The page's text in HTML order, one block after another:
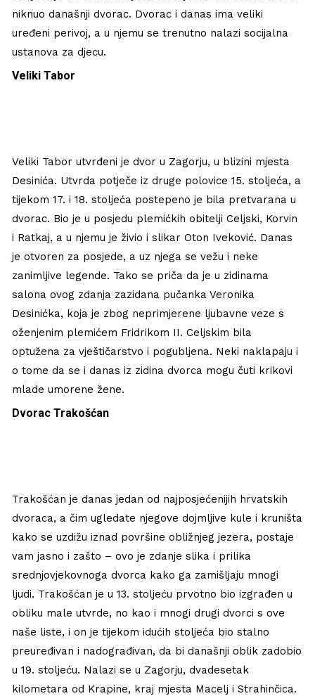
niknuo današnji dvorac. Dvorac i danas ima veliki
uređeni perivoj, a u njemu se trenutno nalazi socijalna
ustanova za djecu.
Veliki Tabor
Veliki Tabor utvrđeni je dvor u Zagorju, u blizini mjesta
Desinića. Utvrda potječe iz druge polovice 15. stoljeća, a
tijekom 17. i 18. stoljeća postepeno je bila pretvarana u
dvorac. Bio je u posjedu plemićkih obitelji Celjski, Korvin
i Ratkaj, a u njemu je živio i slikar Oton Iveković. Danas
je otvoren za posjede, a uz njega se vežu i neke
zanimljive legende. Tako se priča da je u zidinama
salona ovog zdanja zazidana pučanka Veronika
Desinićka, koja je zbog neprimjerene ljubavne veze s
oženjenim plemićem Fridrikom II. Celjskim bila
optužena za vještičarstvo i pogubljena. Neki naklapaju i
o tome da se i danas iz zidina dvorca mogu čuti krikovi
mlade umorene žene.
Dvorac Trakošćan
Trakošćan je danas jedan od najposjećenijih hrvatskih
dvoraca, a čim ugledate njegove dojmljive kule i kruništa
kako se uzdižu iznad površine obližnjeg jezera, postaje
vam jasno i zašto – ovo je zdanje slika i prilika
srednjovjekovnoga dvorca kako ga zamišljaju mnogi
ljudi. Trakošćan je u 13. stoljeću prvotno bio izgrađen u
obliku male utvrde, no kao i mnogi drugi dvorci s ove
naše liste, i on je tijekom idućih stoljeća bio stalno
preuređivan i nadograđivan, da bi današnji oblik zadobio
u 19. stoljeću. Nalazi se u Zagorju, dvadesetak
kilometara od Krapine, kraj mjesta Macelj i Strahinčica.